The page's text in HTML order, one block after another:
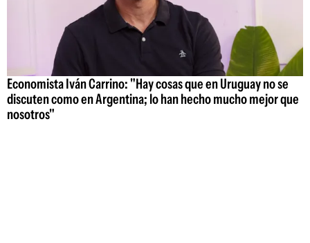
Economista Iván Carrino: "Hay cosas que en Uruguay no se
discuten como en Argentina; lo han hecho mucho mejor que
nosotros"